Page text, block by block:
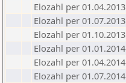
Elozahl per 01.04.2013
Elozahl per 01.07.2013
Elozahl per 01.10.2013
Elozahl per 01.01.2014
Elozahl per 01.04.2014
Elozahl per 01.07.2014